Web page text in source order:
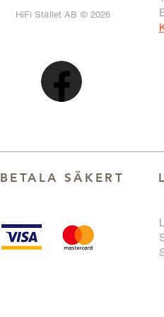
HiFi Stället AB © 2026
BETALA SÄKER T